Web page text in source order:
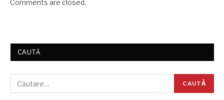
Comments are closed.
CAUTĂ